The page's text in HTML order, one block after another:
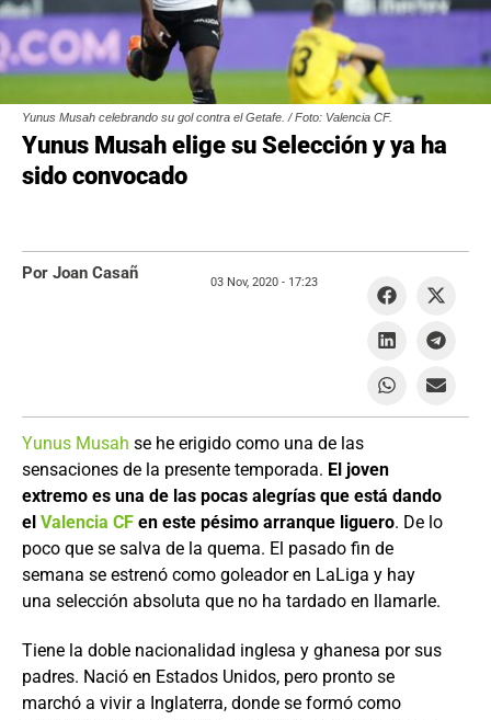
Yunus Musah celebrando su gol contra el Getafe. / Foto: Valencia CF.
Yunus Musah elige su Selección y ya ha
sido convocado
Yunus Musah se he erigido como una de las
sensaciones de la presente temporada. El joven
extremo es una de las pocas alegrías que está dando
el Valencia CF en este pésimo arranque liguero. De lo
poco que se salva de la quema. El pasado fin de
semana se estrenó como goleador en LaLiga y hay
una selección absoluta que no ha tardado en llamarle.
Tiene la doble nacionalidad inglesa y ghanesa por sus
padres. Nació en Estados Unidos, pero pronto se
marchó a vivir a Inglaterra, donde se formó como
Por Joan Casañ 03 Nov, 2020 - 17:23